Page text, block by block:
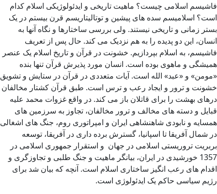
فاشیسم اسلامی چیست؟ ماهیت تاریخی و ایدئولوژیکی اسلام کدام
است؟ اسلامیسم سده های پیشین و توتالیتاریسم قرن بیستم در یک
بستر زمانی و تاریخی نیستند. ولی بررسی ساختارها و نگاه آنها به
انسان، این دو پدیده را به هم نزدیک می کند. حال پس از تعریف
فاشیسم، به اسلام بپردازیم. خشونت در قرآن و تاریخ اسلام یک عنصر
همیشگی و ماهوی بوده است. انسان مورد پذیرش قرآن تنها بنده
«مومن» و «عبد» الله است. آیات متعددی در قرآن در ستایش و تشویق
خشونت و ترور و ایجاد رعب و ترس است. طبق قرآن کشتار مخالفان
درهای بهشت را برای قاتلان باز می کند. در واقع غزوات محمد علیه
قبایل و دسته های مخالف و ترور مخالفان، تجاوز به سرزمین های
همسایه و نابودی شاهنشاهی ایران و امپراتوری روم، جنگ های اشغالی
در شمال آفریقا تا اسپانیا، گسترش برده داری در آفریقا، توسعه
بربریت تروریستی اسلامی در جهان و استقرار جمهوری اسلامی در
1357 خورشیدی در ایران، بیانگر ماهیت و جنگ طلبی و تجاوزگری و
اقدام های رعب انگیز ساختاری اسلام است. آنچه که بیان شد برای
رژیم سیاسی حاکم یک ایدئولوژی است.